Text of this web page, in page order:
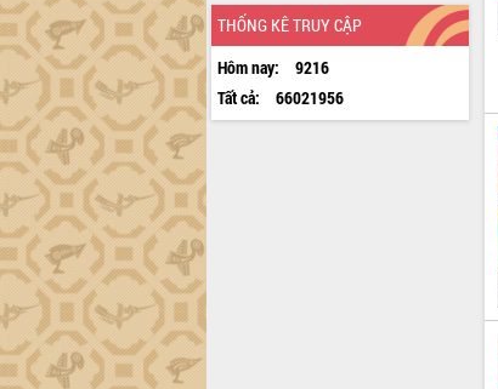
THỐNG KÊ TRUY CẬP
Hôm nay:
9216
Tất cả:
66021956